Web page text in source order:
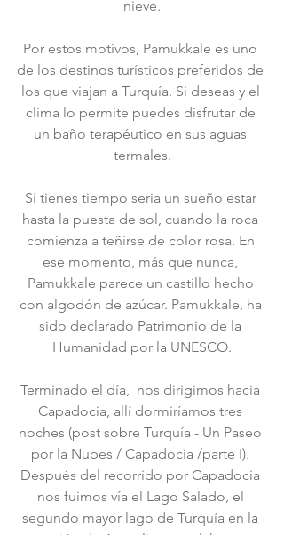
nieve.
Por estos motivos, Pamukkale es uno
de los destinos turísticos preferidos de
los que viajan a Turquía. Si deseas y el
clima lo permite puedes disfrutar de
un baño terapéutico en sus aguas
termales.
Si tienes tiempo seria un sueño estar
hasta la puesta de sol, cuando la roca
comienza a teñirse de color rosa. En
ese momento, más que nunca,
Pamukkale parece un castillo hecho
con algodón de azúcar. Pamukkale, ha
sido declarado Patrimonio de la
Humanidad por la UNESCO.
Terminado el día,  nos dirigimos hacia
Capadocia, allí dormiríamos tres
noches (post sobre Turquía - Un Paseo
por la Nubes / Capadocia /parte I).
Después del recorrido por Capadocia
nos fuimos vía el Lago Salado, el
segundo mayor lago de Turquía en la